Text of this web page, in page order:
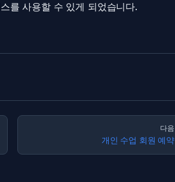
를 사용할 수 있게 되었습니다.
다음
개인 수업 회원 예약